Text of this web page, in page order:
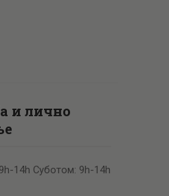
и лично
14h Суботом: 9h-14h